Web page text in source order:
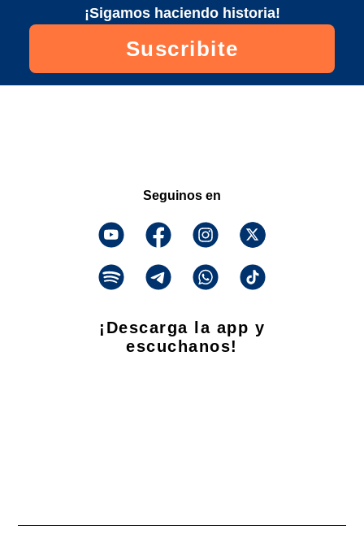
¡Sigamos haciendo historia!
Suscribite
Seguinos en
¡Descarga la app y
escuchanos!